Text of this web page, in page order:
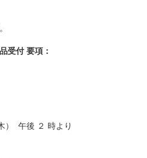
受付 要項：
） 午後 ２ 時より